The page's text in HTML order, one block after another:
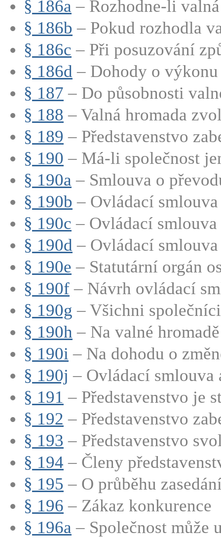
§ 186a – Rozhodne-li
§ 186b – Pokud rozhodla
§ 186c – Při posuzování
§ 186d – Dohody o
§ 187 – Do působnosti
§ 188 – Valná hromada
§ 189 – Představenstvo
§ 190 – Má-li společnost
§ 190a – Smlouva o
§ 190b – Ovládací smlouva
§ 190c – Ovládací
§ 190d – Ovládací
§ 190e – Statutární orgán
§ 190f – Návrh ovládací
§ 190g – Všichni
§ 190h – Na valné
§ 190i – Na dohodu o
§ 190j – Ovládací smlouva
§ 191 – Představenstvo je
§ 192 – Představenstvo
§ 193 – Představenstvo
§ 194 – Členy
§ 195 – O průběhu
§ 196 – Zákaz konkurence
§ 196a – Společnost může